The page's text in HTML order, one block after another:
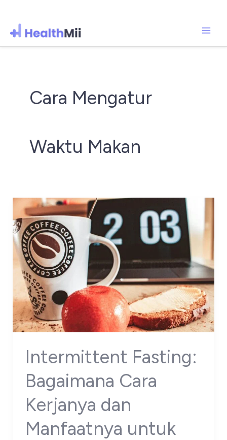
Cara Mengatur
Waktu Makan
Intermittent Fasting:
Bagaimana Cara
Kerjanya dan
Manfaatnya untuk